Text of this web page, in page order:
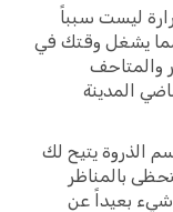
ليست سبباً
يشغل وقتك في
والمتاحف
المدينة
الذروة يتيح لك
بالمناظر
شيء بعيداً عن